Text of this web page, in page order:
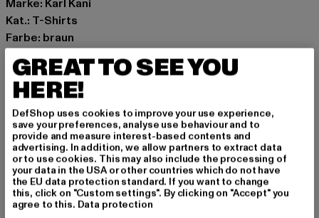
Marke: Karl Kani
Kat.: T-Shirts
Farbe: braun
Hersteller Farbe: brown
Materialzusammensetzung: 100% Baumwolle
Art.Nr: KM262-043-00075
Hersteller: Urban Styles Agency GmbH & Co. KG |
agentur@urbanstylesagency.com
Schanzenstraße 41 | 51063 Köln | DE
GRÖSSE & PASSFORM
GREAT TO SEE YOU
HERE!
DefShop uses cookies to improve your use experience,
save your preferences, analyse use behaviour and to
provide and measure interest-based contents and
advertising. In addition, we allow partners to extract data
or to use cookies. This may also include the processing of
your data in the USA or other countries which do not have
the EU data protection standard. If you want to change
this, click on "Custom settings". By clicking on "Accept" you
agree to this. Data protection